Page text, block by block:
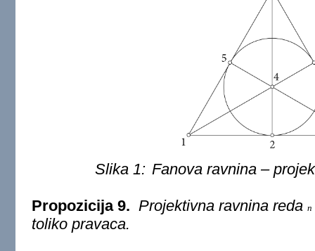
Slika 1: Fanova ravnina –
Propozicija 9. Projektivna ravnina redan
toliko pravaca.